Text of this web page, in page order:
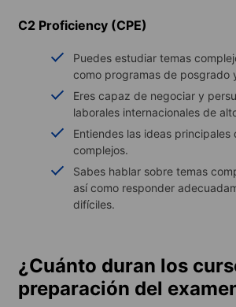
C2 Proficiency (CPE)
Puedes estudiar temas
como programas de posgrado
Eres capaz de negociar y
laborales internacionales de
Entiendes las ideas principales
complejos.
Sabes hablar sobre temas
así como responder
difíciles.
¿Cuánto duran los
preparación del